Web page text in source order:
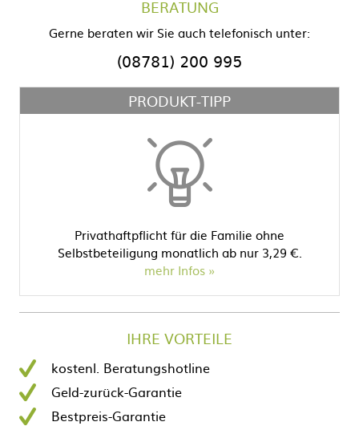
BERATUNG
Gerne beraten wir Sie auch telefonisch unter:
(08781) 200 995
PRODUKT-TIPP
Privathaftpflicht für die Familie ohne
Selbstbeteiligung monatlich ab nur 3,29 €.
mehr Infos
IHRE VORTEILE
kostenl. Beratungshotline
Geld-zurück-Garantie
Bestpreis-Garantie